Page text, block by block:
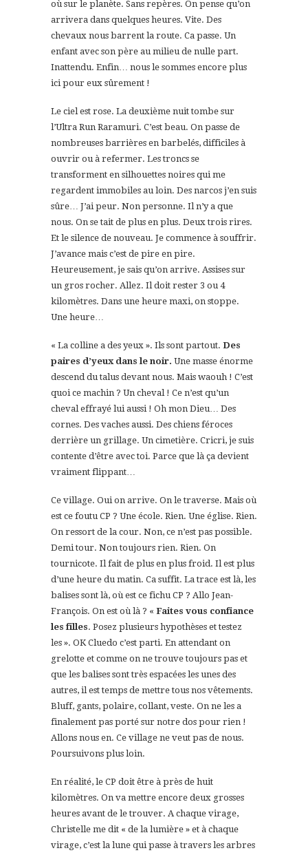
où sur le planète. Sans repères. On pense qu’on
arrivera dans quelques heures. Vite. Des
chevaux nous barrent la route. Ca passe. Un
enfant avec son père au milieu de nulle part.
Inattendu. Enfin… nous le sommes encore plus
ici pour eux sûrement !
Le ciel est rose. La deuxième nuit tombe sur
l’Ultra Run Raramuri. C’est beau. On passe de
nombreuses barrières en barbelés, difficiles à
ouvrir ou à refermer. Les troncs se
transforment en silhouettes noires qui me
regardent immobiles au loin. Des narcos j’en suis
sûre… J’ai peur. Non personne. Il n’y a que
nous. On se tait de plus en plus. Deux trois rires.
Et le silence de nouveau. Je commence à souffrir.
J’avance mais c’est de pire en pire.
Heureusement, je sais qu’on arrive. Assises sur
un gros rocher. Allez. Il doit rester 3 ou 4
kilomètres. Dans une heure maxi, on stoppe.
Une heure…
« La colline a des yeux ». Ils sont partout. Des
paires d’yeux dans le noir. Une masse énorme
descend du talus devant nous. Mais waouh ! C’est
quoi ce machin ? Un cheval ! Ce n’est qu’un
cheval effrayé lui aussi ! Oh mon Dieu… Des
cornes. Des vaches aussi. Des chiens féroces
derrière un grillage. Un cimetière. Cricri, je suis
contente d’être avec toi. Parce que là ça devient
vraiment flippant…
Ce village. Oui on arrive. On le traverse. Mais où
est ce foutu CP ? Une école. Rien. Une église. Rien.
On ressort de la cour. Non, ce n’est pas possible.
Demi tour. Non toujours rien. Rien. On
tournicote. Il fait de plus en plus froid. Il est plus
d’une heure du matin. Ca suffit. La trace est là, les
balises sont là, où est ce fichu CP ? Allo Jean-
François. On est où là ? « Faites vous confiance
les filles. Posez plusieurs hypothèses et testez
les ». OK Cluedo c’est parti. En attendant on
grelotte et comme on ne trouve toujours pas et
que les balises sont très espacées les unes des
autres, il est temps de mettre tous nos vêtements.
Bluff, gants, polaire, collant, veste. On ne les a
finalement pas porté sur notre dos pour rien !
Allons nous en. Ce village ne veut pas de nous.
Poursuivons plus loin.
En réalité, le CP doit être à près de huit
kilomètres. On va mettre encore deux grosses
heures avant de le trouver. A chaque virage,
Christelle me dit « de la lumière » et à chaque
virage, c’est la lune qui passe à travers les arbres